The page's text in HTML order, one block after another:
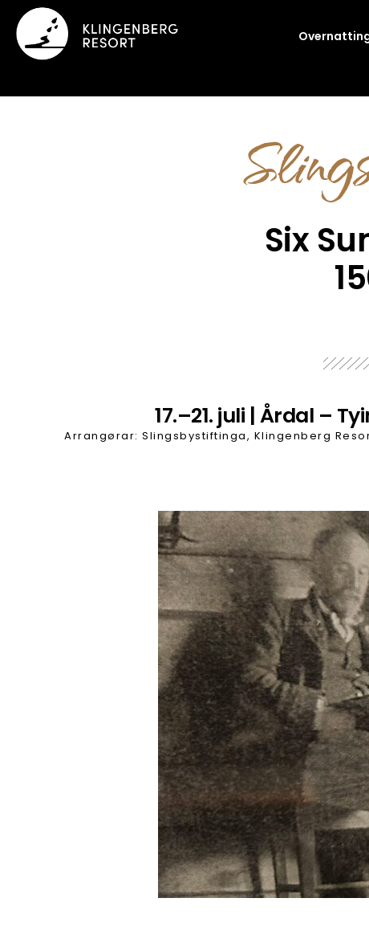
Six
17.–21. juli | Årdal –
Arrangørar: Slingsbystiftinga, Klingenberg